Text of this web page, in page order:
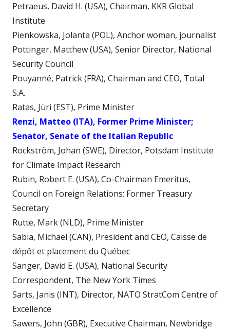
Petraeus, David H. (USA), Chairman, KKR Global
Institute
Pienkowska, Jolanta (POL), Anchor woman, journalist
Pottinger, Matthew (USA), Senior Director, National
Security Council
Pouyanné, Patrick (FRA), Chairman and CEO, Total
S.A.
Ratas, Jüri (EST), Prime Minister
Renzi, Matteo (ITA), Former Prime Minister;
Senator, Senate of the Italian Republic
Rockström, Johan (SWE), Director, Potsdam Institute
for Climate Impact Research
Rubin, Robert E. (USA), Co-Chairman Emeritus,
Council on Foreign Relations; Former Treasury
Secretary
Rutte, Mark (NLD), Prime Minister
Sabia, Michael (CAN), President and CEO, Caisse de
dépôt et placement du Québec
Sanger, David E. (USA), National Security
Correspondent, The New York Times
Sarts, Janis (INT), Director, NATO StratCom Centre of
Excellence
Sawers, John (GBR), Executive Chairman, Newbridge